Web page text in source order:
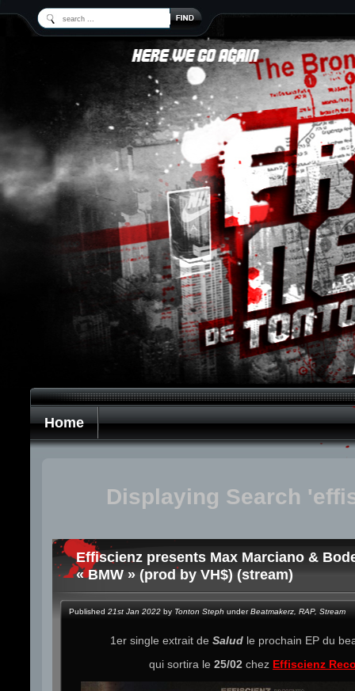
Home
Displaying Search
Effiscienz presents Max Marciano &
« BMW » (prod by VH$) (stream)
Published 21st Jan 2022 by Tonton Steph underBeatmakerz RAP, Stream
1er single extrait de Saludle prochain EP du
qui sortira le 25/02 chez Effiscienz